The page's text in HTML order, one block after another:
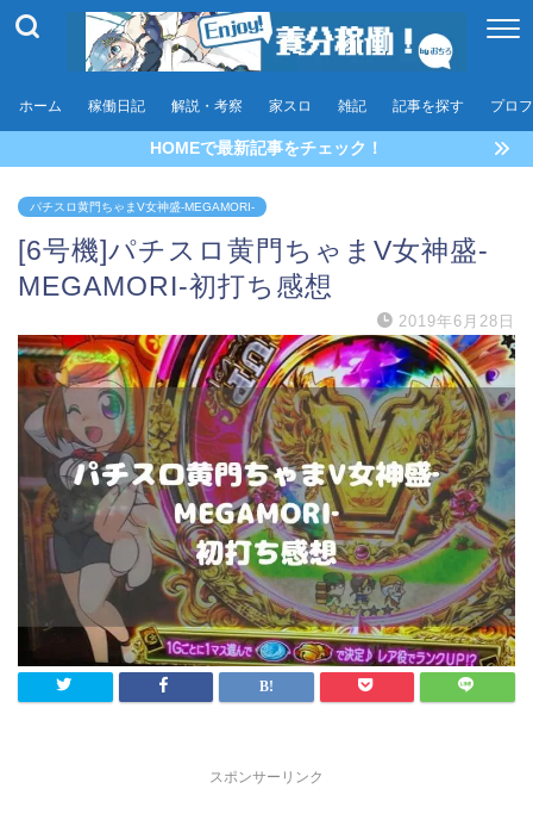
ホーム 稼働日記 解説・考察 家スロ 雑記 記事を探す プロ
HOMEで最新記事をチェック！
パチスロ黄門ちゃまV女神盛-MEGAMORI-
[6号機]パチスロ黄門ちゃまV女神盛‐
MEGAMORI‐初打ち感想
2019年6月28日
スポンサーリンク